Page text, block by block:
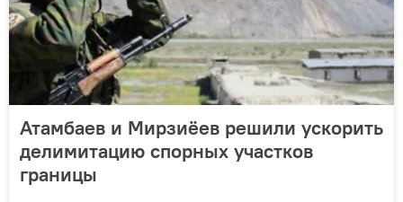
Атамбаев и Мирзиёев решили ускорить
делимитацию спорных участков
границы